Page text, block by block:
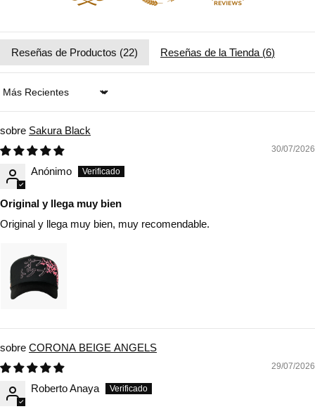
Reseñas de Productos (22) Reseñas de la Tienda (6)
Sort by
Sakura Black
30/07/2026
Anónimo
Original y llega muy bien
Original y llega muy bien, muy recomendable.
CORONA BEIGE ANGELS
29/07/2026
Roberto Anaya